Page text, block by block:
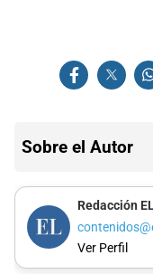
Sobre el Autor
Redacción
Ver Perfil